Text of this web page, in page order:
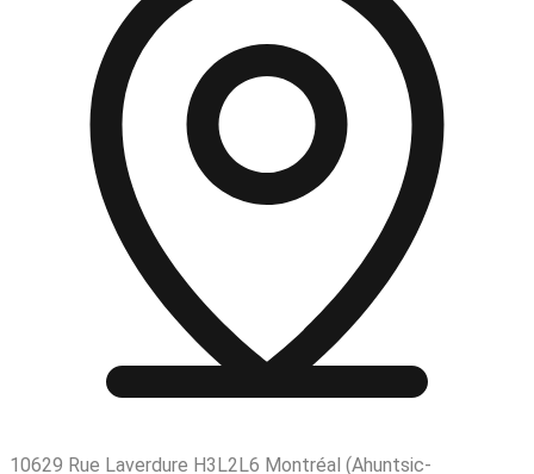
10629 Rue Laverdure H3L2L6 Montréal (Ahuntsic-